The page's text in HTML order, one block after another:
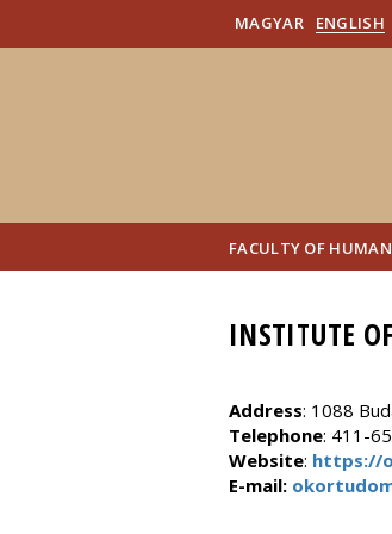
MAGYAR ENGLISH
FACULTY OF
INSTITUTE
Address: 1088
Telephone: 411-
Website: https://
E-mail: